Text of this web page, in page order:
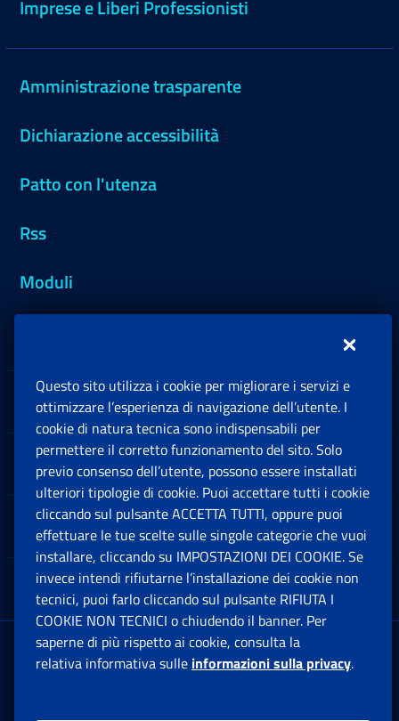
Imprese e Liberi Professionisti
Amministrazione trasparente
Dichiarazione accessibilità
Patto con l'utenza
Rss
Moduli
Sedi e Contatti
Software
Note Legali
App mobile
Sede Legale : Via Ciro il Grande, 21
00144 Roma
Questo sito utilizza i cookie per migliorare i servizi e
ottimizzare l’esperienza di navigazione dell’utente. I
cookie di natura tecnica sono indispensabili per
permettere il corretto funzionamento del sito. Solo
previo consenso dell’utente, possono essere installati
ulteriori tipologie di cookie. Puoi accettare tutti i cookie
cliccando sul pulsante ACCETTA TUTTI, oppure puoi
effettuare le tue scelte sulle singole categorie che vuoi
installare, cliccando su IMPOSTAZIONI DEI COOKIE. Se
invece intendi rifiutarne l’installazione dei cookie non
tecnici, puoi farlo cliccando sul pulsante RIFIUTA I
COOKIE NON TECNICI o chiudendo il banner. Per
saperne di più rispetto ai cookie, consulta la
relativa informativa sulle informazioni sulla privacy.